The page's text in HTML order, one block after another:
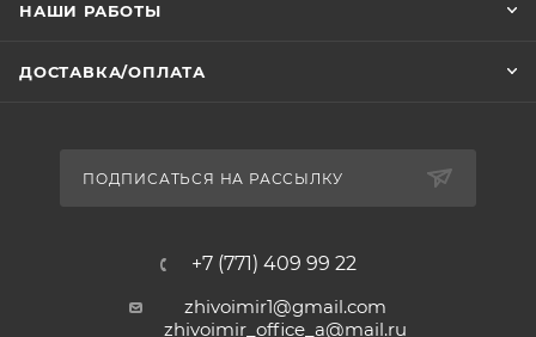
НАШИ РАБОТЫ
ДОСТАВКА/ОПЛАТА
ПОДПИСАТЬСЯ НА РАССЫЛКУ
+7 (771) 409 99 22
zhivoimir1@gmail.com
zhivoimir_office_a@mail.ru